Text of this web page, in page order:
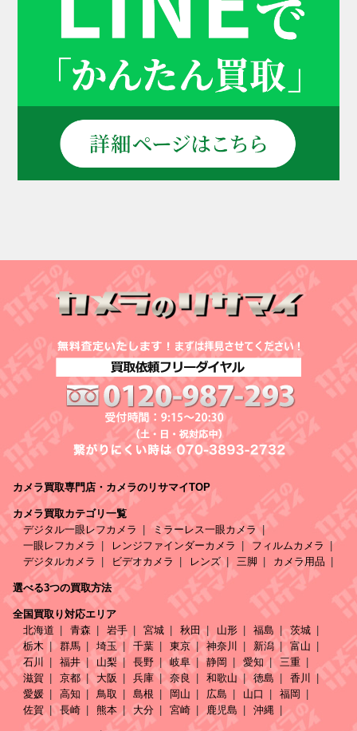
カメラ買取専門店・カメラのリサマイTOP
カメラ買取カテゴリ一覧
デジタル一眼レフカメラ
ミラーレス一眼カメラ
一眼レフカメラ
レンジファインダーカメラ
フィルムカメラ
デジタルカメラ
ビデオカメラ レンズ 三脚 カメラ用品
選べる3つの買取方法
全国買取り対応エリア
北海道
青森 岩手 宮城 秋田 山形 福島
茨城
栃木
群馬 埼玉 千葉 東京 神奈川 新潟
富山
石川
福井 山梨 長野 岐阜 静岡 愛知
三重
滋賀
京都 大阪 兵庫 奈良 和歌山 徳島
香川
愛媛
高知 鳥取 島根 岡山 広島 山口
福岡
佐賀
長崎 熊本 大分 宮崎 鹿児島 沖縄